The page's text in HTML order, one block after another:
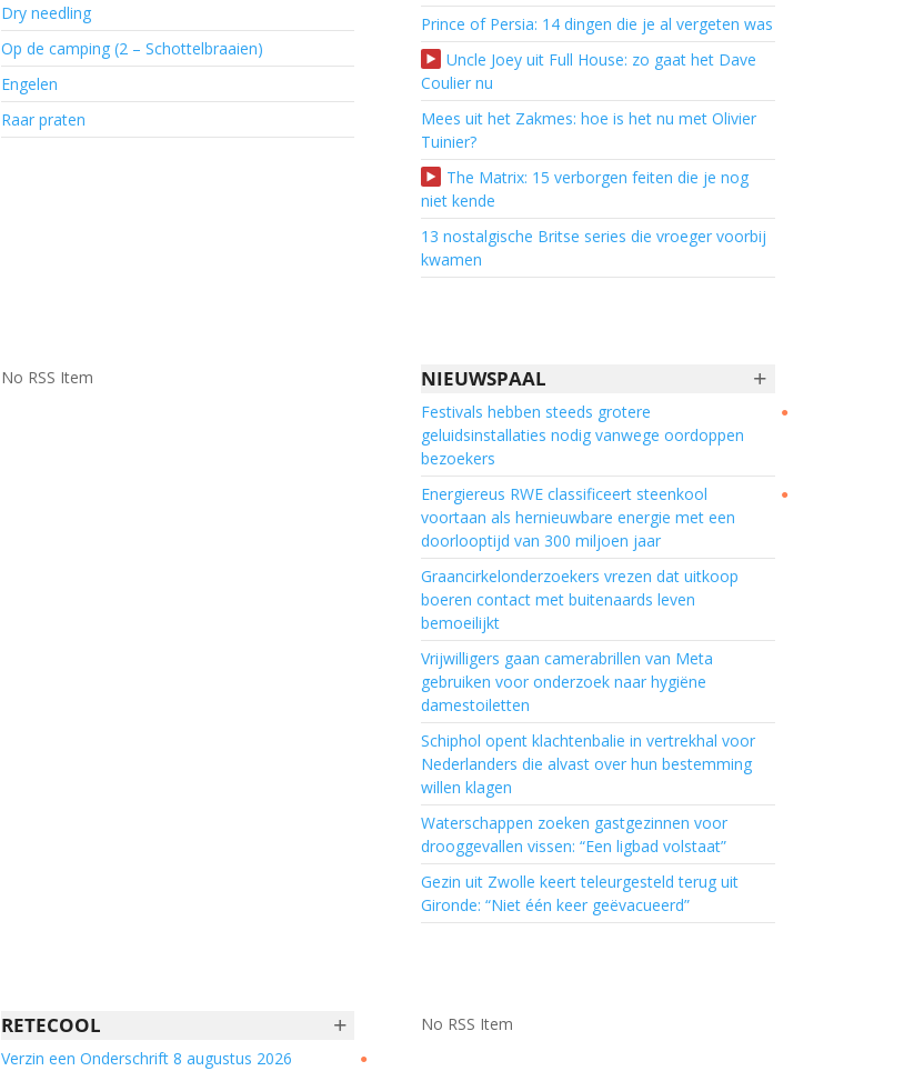
Dry needling
Op de camping (2 – Schottelbraaien)
Engelen
Raar praten
Prince of Persia: 14 dingen die je al vergeten was
Uncle Joey uit Full House: zo gaat het Dave
Coulier nu
Mees uit het Zakmes: hoe is het nu met Olivier
Tuinier?
The Matrix: 15 verborgen feiten die je nog
niet kende
13 nostalgische Britse series die vroeger voorbij
kwamen
No RSS Item +
NIEUWSPAAL
●
Festivals hebben steeds grotere
geluidsinstallaties nodig vanwege oordoppen
bezoekers
●
Energiereus RWE classificeert steenkool
voortaan als hernieuwbare energie met een
doorlooptijd van 300 miljoen jaar
Graancirkelonderzoekers vrezen dat uitkoop
boeren contact met buitenaards leven
bemoeilijkt
Vrijwilligers gaan camerabrillen van Meta
gebruiken voor onderzoek naar hygiëne
damestoiletten
Schiphol opent klachtenbalie in vertrekhal voor
Nederlanders die alvast over hun bestemming
willen klagen
Waterschappen zoeken gastgezinnen voor
drooggevallen vissen: “Een ligbad volstaat”
Gezin uit Zwolle keert teleurgesteld terug uit
Gironde: “Niet één keer geëvacueerd”
+
RETECOOL
●
Verzin een Onderschrift 8 augustus 2026
No RSS Item